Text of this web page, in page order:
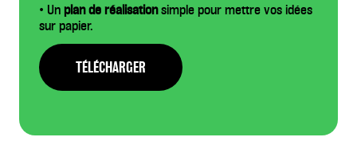
• Un plan de réalisationsimple pour mettre vos idées
sur papier.
TÉLÉCHARGER